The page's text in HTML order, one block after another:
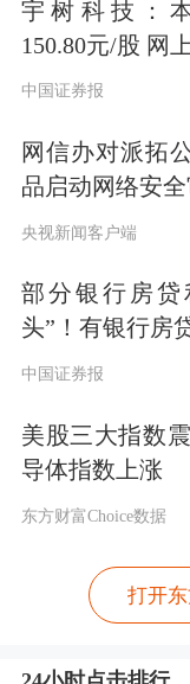
研发投入超
汽车安全、
驾驶、车载
领域，持续
生态。吉利
逐步进入收
域AI智能化
94.66万辆，
销量46.34万
渗透率达
具体来看，
度的销量为
宇树科技：
150.80元/股 网
中国证券报
网信办对派拓
品启动网络安
央视新闻客户端
部分银行房贷
头”！有银行房
中国证券报
美股三大指数
导体指数上涨
东方财富Choice数据
打开